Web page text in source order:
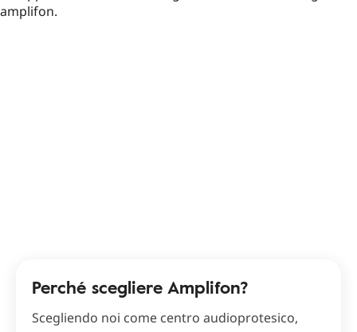
Perché scegliere Amplifon?
Scegliendo noi come centro audioprotesico,